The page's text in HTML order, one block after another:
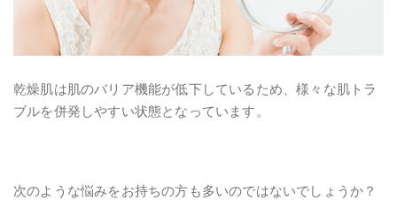
乾燥肌は肌のバリア機能が低下しているため、様々な肌トラ
ブルを併発しやすい状態となっています。
次のような悩みをお持ちの方も多いのではないでしょうか？